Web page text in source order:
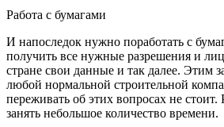
Работа с бумагами
И напоследок нужно поработать с
получить все нужные разрешения и
стране свои данные и так далее. Этим
любой нормальной строительной
переживать об этих вопросах не стоит.
занять небольшое количество времени.